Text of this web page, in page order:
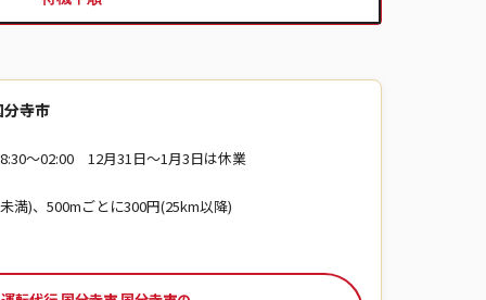
分寺市
〜02:00 12月31日～1月3日は休業
満)、500mごとに300円(25km以降)